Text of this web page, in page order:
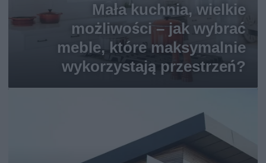
Mała kuchnia, wielkie
możliwości – jak wybrać
meble, które maksymalnie
wykorzystają przestrzeń?